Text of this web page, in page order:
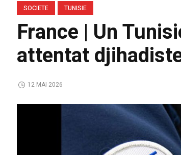
SOCIETE TUNISIE
France | Un
attentat
12 MAI 2026